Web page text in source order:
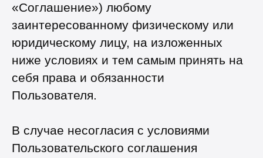
«Соглашение») любому
заинтересованному физическому или
юридическому лицу, на изложенных
ниже условиях и тем самым принять на
себя права и обязанности
Пользователя.
В случае несогласия с условиями
Пользовательского соглашения